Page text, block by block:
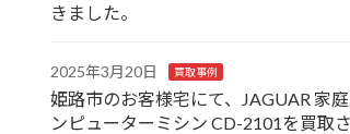
きました。
2025年3月20日 買取事例
姫路市のお客様宅にて、JAGUAR 家
ンピューターミシン CD-2101を買取